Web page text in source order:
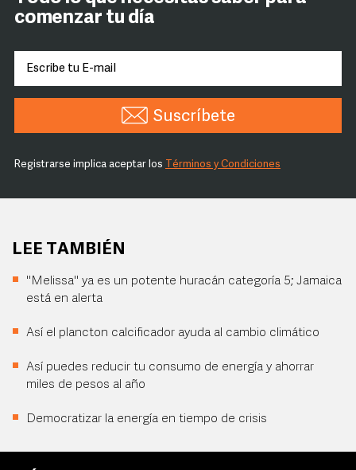
comenzar tu día
Suscríbete
Registrarse implica aceptar los Términos y Condiciones
LEE TAMBIÉN
"Melissa" ya es un potente huracán categoría 5; Jamaica
está en alerta
Así el plancton calcificador ayuda al cambio climático
Así puedes reducir tu consumo de energía y ahorrar
miles de pesos al año
Democratizar la energía en tiempo de crisis